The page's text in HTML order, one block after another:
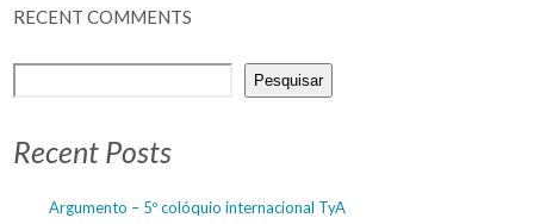
RECENT COMMENTS
Pesquisar
Recent Posts
Argumento – 5º colóquio internacional TyA